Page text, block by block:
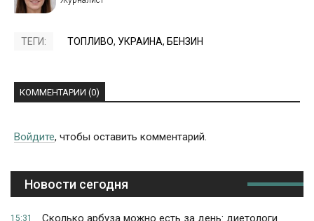
ТЕГИ: ТОПЛИВО, УКРАИНА, БЕНЗИН
КОММЕНТАРИИ (0)
Войдите, чтобы оставить комментарий.
Новости сегодня
15:31
Сколько арбуза можно есть за день: диетологи